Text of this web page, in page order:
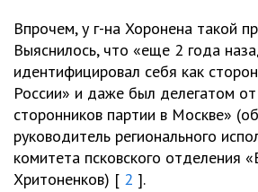
Впрочем, у г-на Хоронена такой
Выяснилось, что «еще 2 года
идентифицировал себя как
России» и даже был делегатом
сторонников партии в Москве»
руководитель регионального
комитета псковского отделения
Хритоненков) [ 2 ].